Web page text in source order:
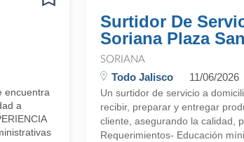
encuentra
a
Surtidor De
Soriana Plaza
SORIANA
Todo Jalisco 11/06/2026
Un surtidor de servicio a
recibir, preparar y entregar
cliente, asegurando la calidad,
Requerimientos- Educación